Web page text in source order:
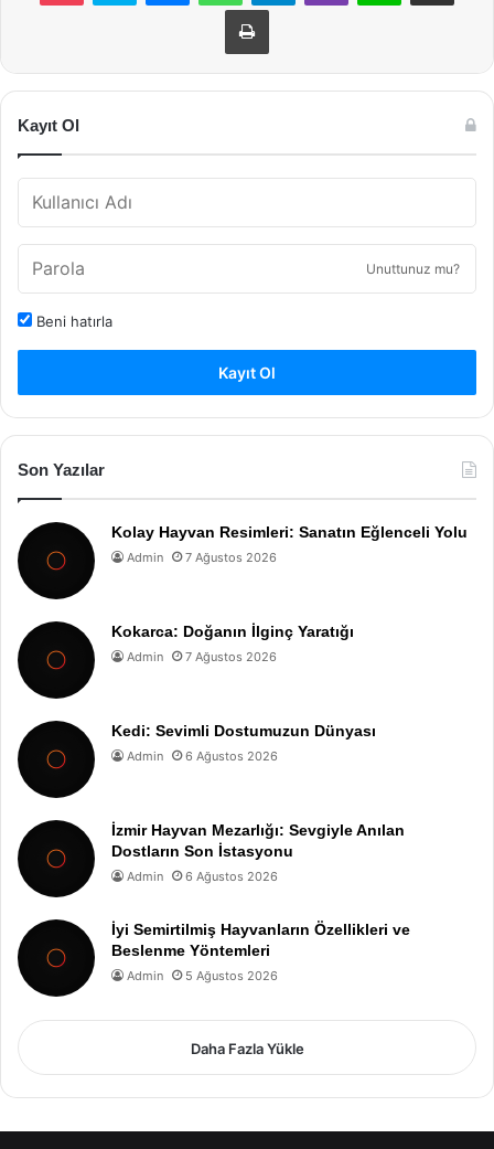
Yazdır
Kayıt Ol
Unuttunuz mu?
Beni hatırla
Kayıt Ol
Son Yazılar
Kolay Hayvan Resimleri: Sanatın Eğlenceli Yolu
Admin 7 Ağustos 2026
Kokarca: Doğanın İlginç Yaratığı
Admin 7 Ağustos 2026
Kedi: Sevimli Dostumuzun Dünyası
Admin 6 Ağustos 2026
İzmir Hayvan Mezarlığı: Sevgiyle Anılan
Dostların Son İstasyonu
Admin 6 Ağustos 2026
İyi Semirtilmiş Hayvanların Özellikleri ve
Beslenme Yöntemleri
Admin 5 Ağustos 2026
Daha Fazla Yükle